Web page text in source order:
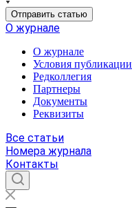
Отправить статью
О журнале
О журнале
Условия публикации
Редколлегия
Партнеры
Документы
Реквизиты
Все статьи
Номера журнала
Контакты